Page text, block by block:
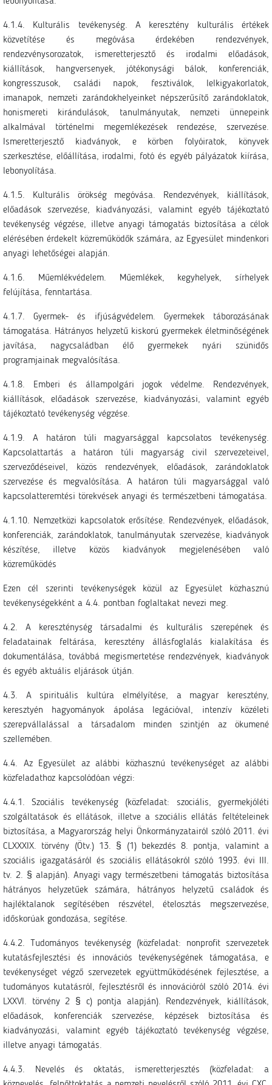
4.1.4. Kulturális tevékenység. A keresztény kulturális értékek
közvetítése és megóvása érdekében rendezvények,
rendezvénysorozatok, ismeretterjesztő és irodalmi előadások,
kiállítások, hangversenyek, jótékonysági bálok, konferenciák,
kongresszusok, családi napok, fesztiválok, lelkigyakorlatok,
imanapok, nemzeti zarándokhelyeinket népszerűsítő zarándoklatok,
honismereti kirándulások, tanulmányutak, nemzeti ünnepeink
alkalmával történelmi megemlékezések rendezése, szervezése.
Ismeretterjesztő kiadványok, e körben folyóiratok, könyvek
szerkesztése, előállítása, irodalmi, fotó és egyéb pályázatok kiírása,
lebonyolítása.
4.1.5. Kulturális örökség megóvása. Rendezvények, kiállítások,
előadások szervezése, kiadványozási, valamint egyéb tájékoztató
tevékenység végzése, illetve anyagi támogatás biztosítása a célok
elérésében érdekelt közreműködők számára, az Egyesület mindenkori
anyagi lehetőségei alapján.
4.1.6. Műemlékvédelem. Műemlékek, kegyhelyek, sírhelyek
felújítása, fenntartása.
4.1.7. Gyermek- és ifjúságvédelem. Gyermekek táborozásának
támogatása. Hátrányos helyzetű kiskorú gyermekek életminőségének
javítása, nagycsaládban élő gyermekek nyári szünidős
programjainak megvalósítása.
4.1.8. Emberi és állampolgári jogok védelme. Rendezvények,
kiállítások, előadások szervezése, kiadványozási, valamint egyéb
tájékoztató tevékenység végzése.
4.1.9. A határon túli magyarsággal kapcsolatos tevékenység.
Kapcsolattartás a határon túli magyarság civil szervezeteivel,
szerveződéseivel, közös rendezvények, előadások, zarándoklatok
szervezése és megvalósítása. A határon túli magyarsággal való
kapcsolatteremtési törekvések anyagi és természetbeni támogatása.
4.1.10. Nemzetközi kapcsolatok erősítése. Rendezvények, előadások,
konferenciák, zarándoklatok, tanulmányutak szervezése, kiadványok
készítése, illetve közös kiadványok megjelenésében való
közreműködés
Ezen cél szerinti tevékenységek közül az Egyesület közhasznú
tevékenységekként a 4.4. pontban foglaltakat nevezi meg.
4.2. A kereszténység társadalmi és kulturális szerepének és
feladatainak feltárása, keresztény állásfoglalás kialakítása és
dokumentálása, továbbá megismertetése rendezvények, kiadványok
és egyéb aktuális eljárások útján.
4.3. A spirituális kultúra elmélyítése, a magyar keresztény,
keresztyén hagyományok ápolása legációval, intenzív közéleti
szerepvállalással a társadalom minden szintjén az ökumené
szellemében.
4.4. Az Egyesület az alábbi közhasznú tevékenységet az alábbi
közfeladathoz kapcsolódóan végzi:
4.4.1. Szociális tevékenység (közfeladat: szociális, gyermekjóléti
szolgáltatások és ellátások, illetve a szociális ellátás feltételeinek
biztosítása, a Magyarország helyi Önkormányzatairól szóló 2011. évi
CLXXXIX. törvény (Ötv.) 13. § (1) bekezdés 8. pontja, valamint a
szociális igazgatásáról és szociális ellátásokról szóló 1993. évi III.
tv. 2. § alapján). Anyagi vagy természetbeni támogatás biztosítása
hátrányos helyzetűek számára, hátrányos helyzetű családok és
hajléktalanok segítésében részvétel, ételosztás megszervezése,
időskorúak gondozása, segítése.
4.4.2. Tudományos tevékenység (közfeladat: nonprofit szervezetek
kutatásfejlesztési és innovációs tevékenységének támogatása, e
tevékenységet végző szervezetek együttműködésének fejlesztése, a
tudományos kutatásról, fejlesztésről és innovációról szóló 2014. évi
LXXVI. törvény 2 § c) pontja alapján). Rendezvények, kiállítások,
előadások, konferenciák szervezése, képzések biztosítása és
kiadványozási, valamint egyéb tájékoztató tevékenység végzése,
illetve anyagi támogatás.
4.4.3. Nevelés és oktatás, ismeretterjesztés (közfeladat: a